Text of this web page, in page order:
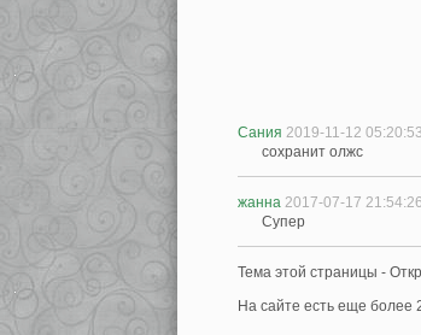
Сания 2019-11-12 05:20:53
сохранит олжс
жанна 2017-07-17 21:54:26
Супер
Тема этой страницы -
На сайте есть еще более